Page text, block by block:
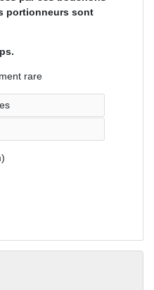
portionneurs sont
rare